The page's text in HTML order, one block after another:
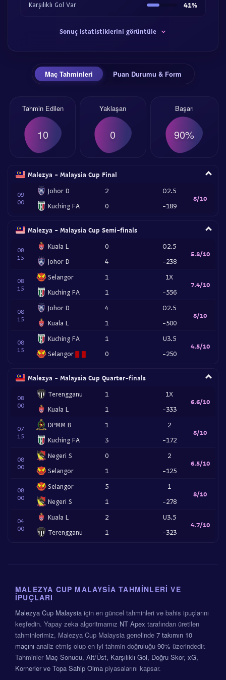
Karşılıklı Gol Var 41%
Sonuç istatistiklerini görüntüle
Maç Tahminleri Puan Durumu & Form
Tahmin Edilen
10
Yaklaşan
0
Başarı
90%
Malezya - Malaysia Cup Final
09
00
Johor D
Kuching FA
2
0
O2.5
-189
8/10
Malezya - Malaysia Cup Semi-finals
08
15
Kuala L
Johor D
0
4
O2.5
-238
5.8/10
08
15
Selangor
Kuching FA
1
1
1X
-556
7.4/10
08
15
Johor D
Kuala L
4
1
O2.5
-500
8/10
08
15
Kuching FA
Selangor
1
0
U3.5
-250
4.5/10
Malezya - Malaysia Cup Quarter-finals
08
00
Terengganu
Kuala L
1
1
1X
-333
6.6/10
07
15
DPMM B
Kuching FA
1
3
2
-172
8/10
08
00
Negeri S
Selangor
0
1
2
-125
6.5/10
08
00
Selangor
Negeri S
5
1
1
-278
8/10
04
00
Kuala L
Terengganu
2
1
U3.5
-323
4.7/10
MALEZYA CUP MALAYSIA TAHMINLERI VE
İPUÇLARI
Malezya Cup Malaysia için en güncel tahminleri ve bahis ipuçlarını
keşfedin. Yapay zeka algoritmamız NT Apex tarafından üretilen
tahminlerimiz, Malezya Cup Malaysia genelinde 7 takımın 10
maçını analiz etmiş olup en iyi tahmin doğruluğu 90% üzerindedir.
Tahminler Maç Sonucu, Alt/Üst, Karşılıklı Gol, Doğru Skor, xG,
Kornerler ve Topa Sahip Olma piyasalarını kapsar.